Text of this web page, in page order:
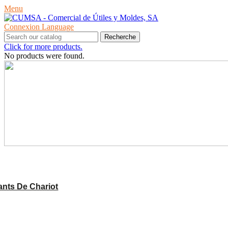
Menu
Connexion Language
Recherche
Click for more products.
No products were found.
De Chariot